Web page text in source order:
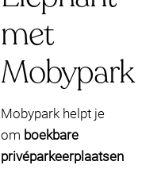
met
Mobypark
Mobypark helpt je
om boekbare
privéparkeerplaatsen